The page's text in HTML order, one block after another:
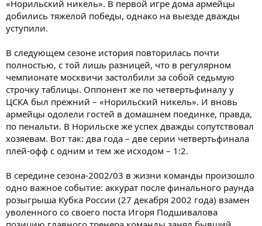
«Норильский никель». В первой игре дома армейцы
добились тяжелой победы, однако на выезде дважды
уступили.
В следующем сезоне история повторилась почти
полностью, с той лишь разницей, что в регулярном
чемпионате москвичи застолбили за собой седьмую
строчку таблицы. Оппонент же по четвертьфиналу у
ЦСКА был прежний – «Норильский никель». И вновь
армейцы одолели гостей в домашнем поединке, правда,
по пенальти. В Норильске же успех дважды сопутствовал
хозяевам. Вот так: два года – две серии четвертьфинала
плей-офф с одним и тем же исходом – 1:2.
В середине сезона-2002/03 в жизни команды произошло
одно важное событие: аккурат после финального раунда
розыгрыша Кубка России (27 декабря 2002 года) взамен
уволенного со своего поста Игоря Подшивалова